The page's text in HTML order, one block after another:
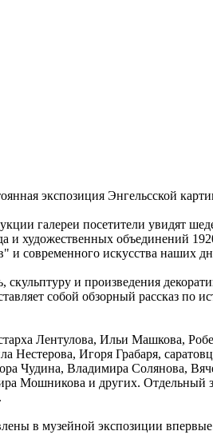
экспозиция Энгельсской
галереи посетители увидят
художественных объединений
и современного искусства наших
и произведения
собой обзорный рассказ по
Лентулова, Ильи Машкова,
Нестерова, Игоря Грабаря,
Чудина, Владимира Солянова,
Мошникова и других. Отдельный
в музейной экспозиции